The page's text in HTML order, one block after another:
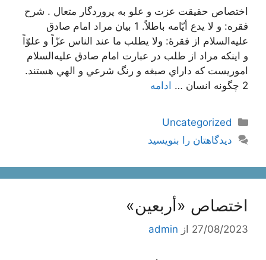
اختصاص حقيقت عزت و علو به پروردگار متعال . شرح
فقره: و لا يدع أيّامه باطلاً. 1 بيان مراد امام صادق
عليه‌السلام از فقرۀ: ولا يطلب ما عند الناس عزّاً و علوّاً
و اينكه مراد از طلب در عبارت امام صادق عليه‌السلام
اموريست كه داراي صبغه و رنگ شرعي و الهي هستند.
2 چگونه انسان …
ادامه
دسته‌ها
Uncategorized
دیدگاهتان را بنویسید
اختصاص «أربعين»
27/08/2023 از admin